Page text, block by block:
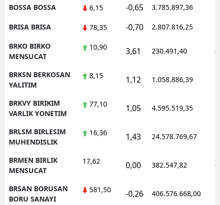
BOSSA BOSSA 6,15 -0,65 3.785.897,36
BRISA BRISA 78,35 -0,70 2.807.816,25
BRKO BIRKO
MENSUCAT
10,90 3,61 230.491,40
BRKSN BERKOSAN
YALITIM
8,15 1,12 1.058.886,39
BRKVY BIRIKIM
VARLIK YONETIM
77,10 1,05 4.595.519,35
BRLSM BIRLESIM
MUHENDISLIK
16,36 1,43 24.578.769,67
BRMEN BIRLIK
MENSUCAT
17,62 0,00 382.547,82
BRSAN BORUSAN
BORU SANAYI
581,50 -0,26 406.576.668,00